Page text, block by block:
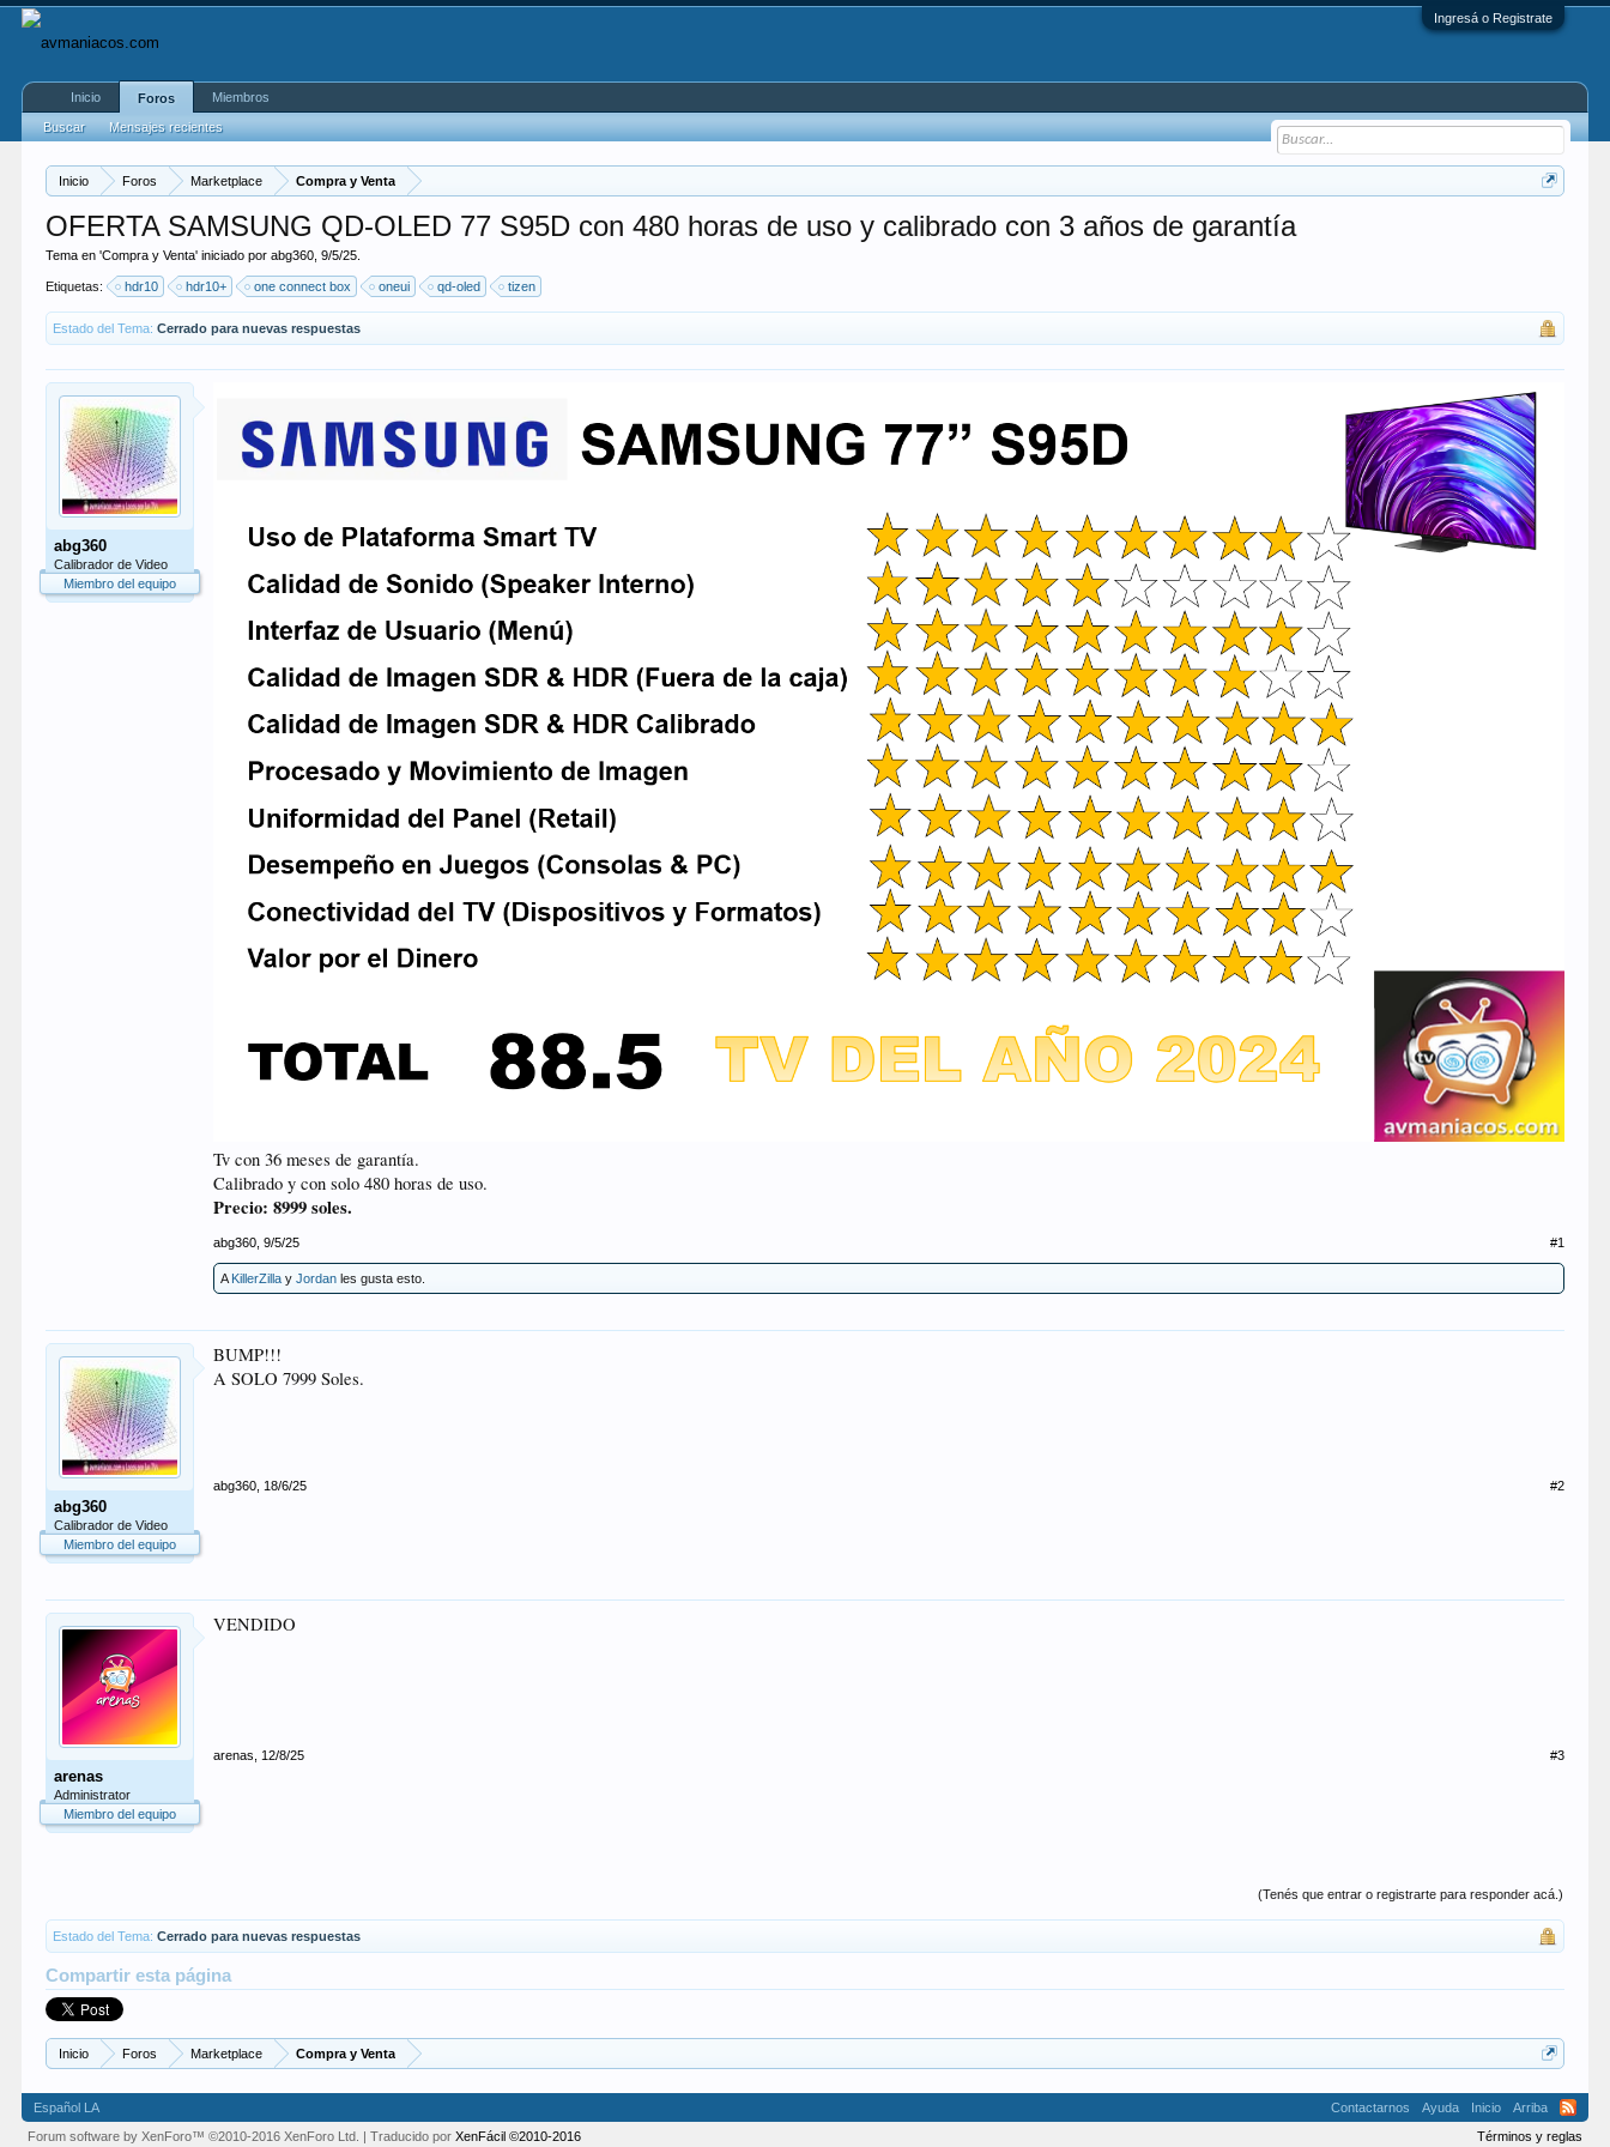
Ingresá o Registrate
Inicio Foros Marketplace Compra y Venta
OFERTA SAMSUNG QD-OLED 77 S95D con 480 horas de uso y calibrado con 3 años de garantía
Tema en 'Compra y Venta' iniciado porabg360 ,9/5/25
Etiquetas: hdr10 hdr10+ one connect box oneui qd-oled tizen
Estado del Tema: Cerrado para nuevas respuestas
abg360
Calibrador de Video
Miembro del equipo
Tv con 36 meses de garantía.
Calibrado y con solo 480 horas de uso.
Precio: 8999 soles.
abg360 9/5/25 #1
A KillerZilla yJordan les gusta esto.
abg360
Calibrador de Video
Miembro del equipo
BUMP!!!
A SOLO 7999 Soles.
abg360 18/6/25 #2
arenas
Administrator
Miembro del equipo
VENDIDO
arenas 12/8/25 #3
(Tenés que entrar o registrarte para responder acá.)
Estado del Tema: Cerrado para nuevas respuestas
Compartir esta página
Inicio Foros Marketplace Compra y Venta
Inicio
Foros
Buscar
Mensajes recientes
Miembros
Español LA Contactarnos Ayuda Inicio
Arriba
Términos y reglas
Forum software by XenForo™©2010-2016 XenForo Ltd. | Traducido porXenFácil ©2010-2016